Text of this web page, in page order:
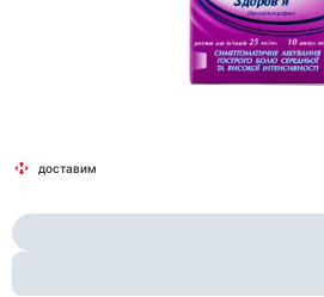
1
1
доставим